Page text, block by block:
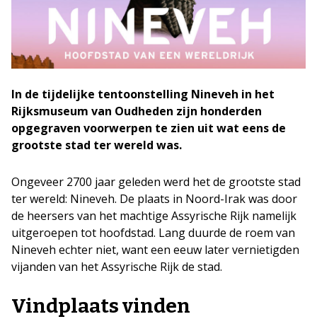
In de tijdelijke tentoonstelling Nineveh in het
Rijksmuseum van Oudheden zijn honderden
opgegraven voorwerpen te zien uit wat eens de
grootste stad ter wereld was.
Ongeveer 2700 jaar geleden werd het de grootste stad
ter wereld: Nineveh. De plaats in Noord-Irak was door
de heersers van het machtige Assyrische Rijk namelijk
uitgeroepen tot hoofdstad. Lang duurde de roem van
Nineveh echter niet, want een eeuw later vernietigden
vijanden van het Assyrische Rijk de stad.
Vindplaats vinden